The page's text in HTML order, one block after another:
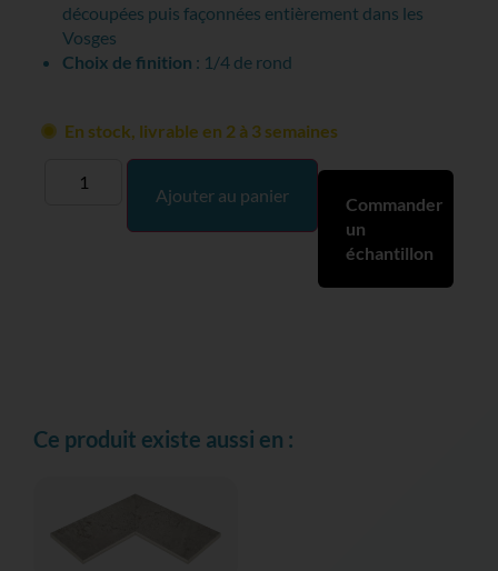
découpées puis façonnées entièrement dans les
Vosges
Choix de finition : 1/4 de rond
En stock, livrable en 2 à 3 semaines
Ajouter au panier
Commander
un
échantillon
Ce produit existe aussi en :